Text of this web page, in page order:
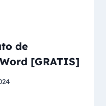
de
[GRATIS]